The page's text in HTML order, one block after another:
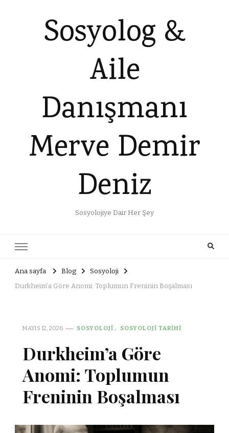
Sosyolog &
Aile
Danışmanı
Merve Demir
Deniz
Sosyolojiye Dair Her Şey
Ana sayfa Blog
Sosyoloji
Durkheim’a Göre Anomi: Toplumun Freninin Boşalması
MAYIS 12, 2026 SOSYOLOJI SOSYOLOJI TARIHI
Durkheim’a Göre
Anomi: Toplumun
Freninin Boşalması